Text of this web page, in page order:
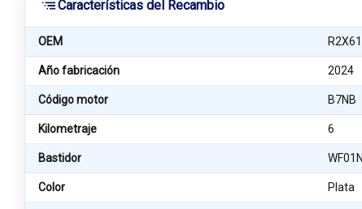
Características del Recambio
OEM
Año fabricación 2024
Código motor B7NB
Kilometraje 6
Bastidor
Color Plata